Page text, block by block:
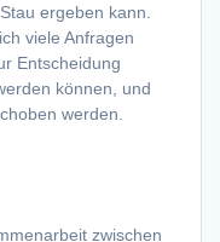
ergeben kann.
viele Anfragen
Entscheidung
können, und
werden.
zwischen